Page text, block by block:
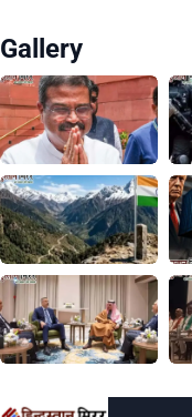
Gallery